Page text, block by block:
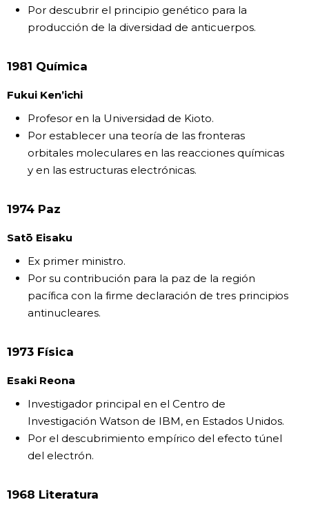
Por descubrir el principio genético para la
producción de la diversidad de anticuerpos.
1981 Química
Fukui Ken’ichi
Profesor en la Universidad de Kioto.
Por establecer una teoría de las fronteras
orbitales moleculares en las reacciones químicas
y en las estructuras electrónicas.
1974 Paz
Satō Eisaku
Ex primer ministro.
Por su contribución para la paz de la región
pacífica con la firme declaración de tres principios
antinucleares.
1973 Física
Esaki Reona
Investigador principal en el Centro de
Investigación Watson de IBM, en Estados Unidos.
Por el descubrimiento empírico del efecto túnel
del electrón.
1968 Literatura